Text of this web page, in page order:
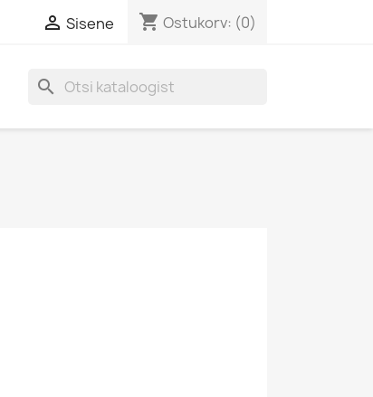
 Sisene shopping_cart Ostukorv: (0)
search